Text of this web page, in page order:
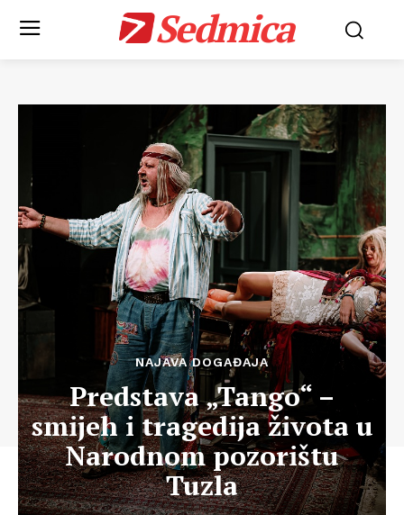
Sedmica
NAJAVA DOGAĐAJA
Predstava „Tango“ –
smijeh i tragedija života u
Narodnom pozorištu
Tuzla